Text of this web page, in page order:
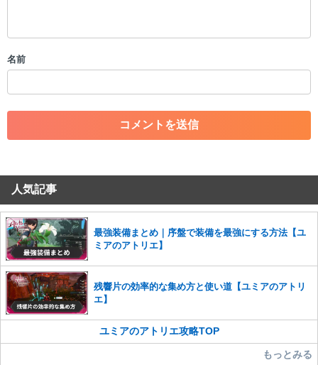
・一度削除された投稿を再び投稿すること
・アカウントの売買など金銭が絡む内容の投稿
・各ゲームのネタバレを含む内容の投稿
・その他、管理者が不適切と判断した投稿
コメントの削除を申請する
せていただきます。ご了承ください。
※一度削除したコメントは復元ができませんのでご注意くだ
さい。
また、過度な利用規約の違反や、弊社に損害の及ぶ内容の書き込みがあ
った場合は、法的措置をとらせていただく場合もございますので、あら
かじめご理解くださいませ。
名前
人気記事
最強装備まとめ｜序盤で装備を最強にする方法【ユ
ミアのアトリエ】
残響片の効率的な集め方と使い道【ユミアのアトリ
エ】
ユミアのアトリエ攻略TOP
もっとみる